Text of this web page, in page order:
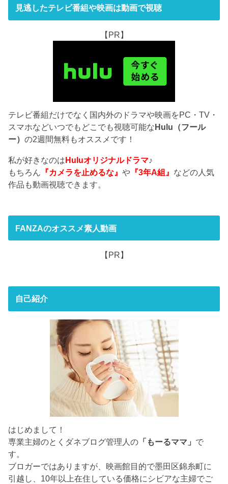
見逃したテレビ番組や映画は動画で視聴
【PR】
テレビ番組だけでなく国内外のドラマや映画をPC・TV・
スマホなどいつでもどこでも視聴可能な Hulu（フール
ー）の2週間無料もオススメです！
私が好きなのはHuluオリジナルドラマ♪
もちろん 『カメラを止めるな』や 『3年A組』 などの人気
作品も動画視聴できます。
FANZAのオススメ素人動画
【PR】
自己紹介
はじめまして！
専業主婦のとくダネブログ管理人の 「もーるママ」 で
す。
ブロガーではありますが、映画館目的で墨田区錦糸町に
引越し、10年以上在住している価格にシビアな主婦でご